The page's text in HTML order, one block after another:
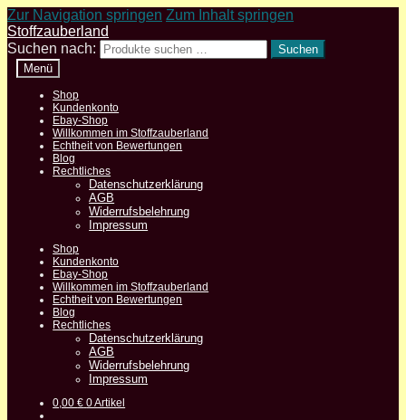
Zur Navigation springen Zum Inhalt springen
Stoffzauberland
Suchen nach:
Suchen
Menü
Shop
Kundenkonto
Ebay-Shop
Willkommen im Stoffzauberland
Echtheit von Bewertungen
Blog
Rechtliches
Datenschutzerklärung
AGB
Widerrufsbelehrung
Impressum
Shop
Kundenkonto
Ebay-Shop
Willkommen im Stoffzauberland
Echtheit von Bewertungen
Blog
Rechtliches
Datenschutzerklärung
AGB
Widerrufsbelehrung
Impressum
0,00€ 0 Artikel